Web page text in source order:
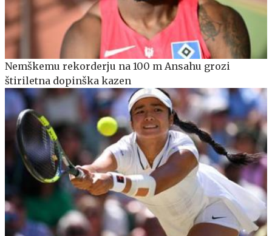
Nemškemu rekorderju na 100 m Ansahu grozi
štiriletna dopinška kazen